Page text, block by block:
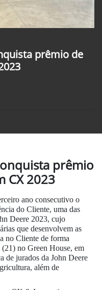
prêmio de
prêmio
CX 2023
ano consecutivo o
do Cliente, uma das
Deere 2023, cujo
que desenvolvem as
no Cliente de forma
no Green House, em
de jurados da John Deere
além de